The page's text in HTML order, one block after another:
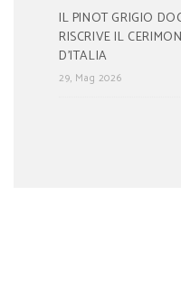
IL PINOT GRIGIO
RISCRIVE IL
D’ITALIA
29, Mag 2026